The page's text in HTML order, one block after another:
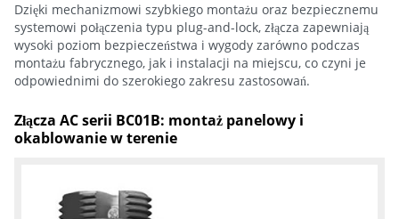
Dzięki mechanizmowi szybkiego montażu oraz bezpiecznemu
systemowi połączenia typu plug-and-lock, złącza zapewniają
wysoki poziom bezpieczeństwa i wygody zarówno podczas
montażu fabrycznego, jak i instalacji na miejscu, co czyni je
odpowiednimi do szerokiego zakresu zastosowań.
Złącza AC serii BC01B: montaż panelowy i
okablowanie w terenie